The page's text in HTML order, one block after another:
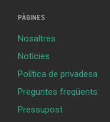
PÀGINES
Nosaltres
Notícies
Política de privadesa
Preguntes freqüents
Pressupost